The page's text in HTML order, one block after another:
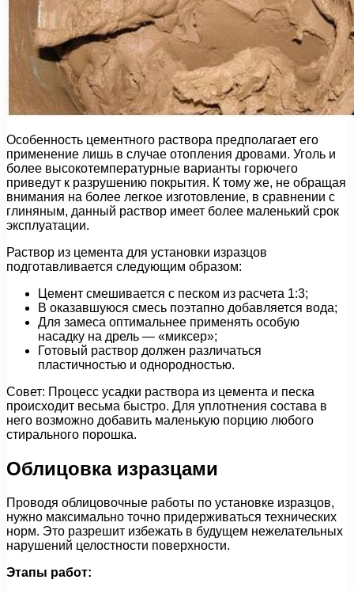
Особенность цементного раствора предполагает его
применение лишь в случае отопления дровами. Уголь и
более высокотемпературные варианты горючего
приведут к разрушению покрытия. К тому же, не обращая
внимания на более легкое изготовление, в сравнении с
глиняным, данный раствор имеет более маленький срок
эксплуатации.
Раствор из цемента для установки изразцов
подготавливается следующим образом:
Цемент смешивается с песком из расчета 1:3;
В оказавшуюся смесь поэтапно добавляется вода;
Для замеса оптимальнее применять особую
насадку на дрель — «миксер»;
Готовый раствор должен различаться
пластичностью и однородностью.
Совет: Процесс усадки раствора из цемента и песка
происходит весьма быстро. Для уплотнения состава в
него возможно добавить маленькую порцию любого
стирального порошка.
Облицовка изразцами
Проводя облицовочные работы по установке изразцов,
нужно максимально точно придерживаться технических
норм. Это разрешит избежать в будущем нежелательных
нарушений целостности поверхности.
Этапы работ: